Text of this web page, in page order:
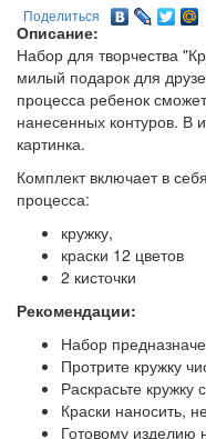
Поделиться
Описание:
Набор для творчества
милый подарок для
процесса ребенок
нанесенных контуров. В
картинка.
Комплект включает в
процесса:
кружку,
краски 12 цветов
2 кисточки
Рекомендации:
Набор
Протрите кружку
Раскрасьте кружку
Краски наносить,
Готовому изделию